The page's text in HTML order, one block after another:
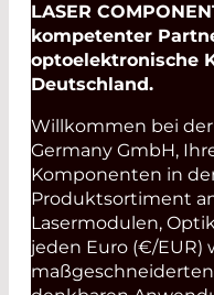
LASER
kompetenter
optoelektronische
Deutschland.
Willkommen bei der
Germany GmbH,
Komponenten in
Produktsortiment
Lasermodulen,
jeden Euro (€/EUR)